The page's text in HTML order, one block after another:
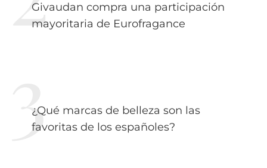
Givaudan compra una participación
mayoritaria de Eurofragance
¿Qué marcas de belleza son las
favoritas de los españoles?